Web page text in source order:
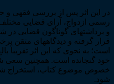
قضائی
(چاپ
سوم)
عدد
در این اثر پس از بررسی فقهی و
رسمی ازدواج، آرای قضایی
و برداشت­های گوناگون قضایی
قرار گرفته و دیدگاه­های متقن
خود گنجانده است. همچنین سعی
خصوص موضوع کتاب، استخراج
شود.